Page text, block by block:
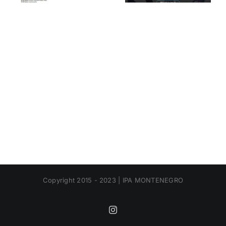
Copyright 2015 - 2023 | IPA MONTENEGRO
Instagram